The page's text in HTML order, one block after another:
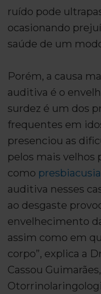
ruído pode
ocasionando
saúde de um
Porém, a causa
auditiva é o
surdez é um dos
frequentes em
presenciou as
pelos mais velhos
como presbiacusia
auditiva nesses
ao desgaste
envelhecimento
assim como em
corpo”, explica a
Cassou Guimarães,